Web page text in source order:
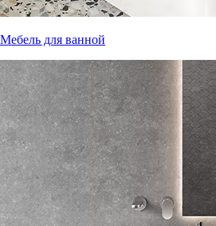
Мебель для ванной